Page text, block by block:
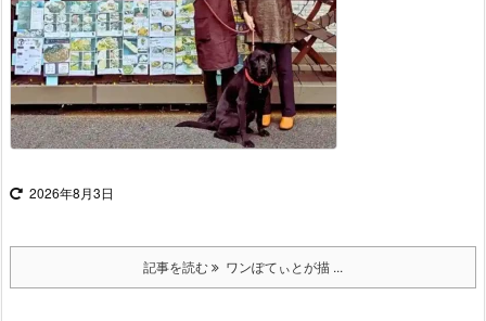
2026年8月3日
記事を読む ワンぽてぃとが描 ...